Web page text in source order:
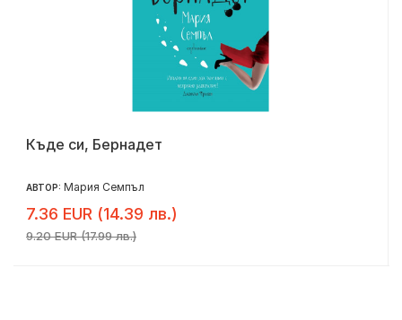
Къде си, Бернадет
АВТОР: Мария Семпъл
7.36 EUR (14.39 лв.)
9.20 EUR (17.99 лв.)